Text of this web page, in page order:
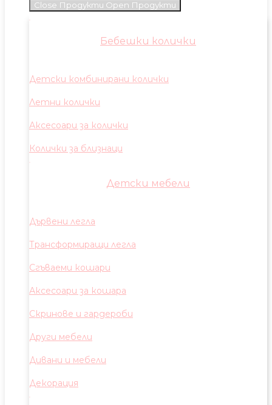
Close Продукти Open Продукти
Бебешки колички
Детски комбинирани колички
Летни колички
Аксесоари за колички
Колички за близнаци
Детски мебели
Дървени легла
Трансформиращи легла
Сгъваеми кошари
Аксесоари за кошара
Скринове и гардероби
Други мебели
Дивани и мебели
Декорация